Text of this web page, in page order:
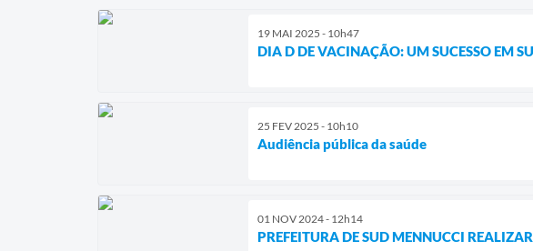
19 MAI 2025 - 10h47
DIA D DE VACINAÇÃO: UM SUCESSO EM
25 FEV 2025 - 10h10
Audiência pública da saúde
01 NOV 2024 - 12h14
PREFEITURA DE SUD MENNUCCI